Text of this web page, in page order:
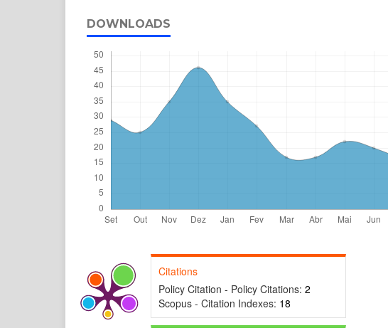
DOWNLOADS
Citations
Policy Citation - Policy Citations: 2
Scopus - Citation Indexes: 18